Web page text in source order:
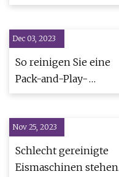
in Miles City
Dec 03, 2023
So reinigen Sie eine
Pack-and-Play-
Matratze
Nov 25, 2023
Schlecht gereinigte
Eismaschinen stehen